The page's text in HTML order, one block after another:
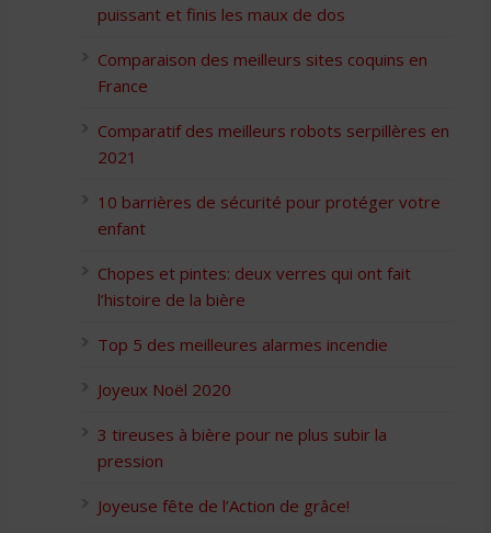
puissant et finis les maux de dos
Comparaison des meilleurs sites coquins en
France
Comparatif des meilleurs robots serpillères en
2021
10 barrières de sécurité pour protéger votre
enfant
Chopes et pintes: deux verres qui ont fait
l’histoire de la bière
Top 5 des meilleures alarmes incendie
Joyeux Noël 2020
3 tireuses à bière pour ne plus subir la
pression
Joyeuse fête de l’Action de grâce!